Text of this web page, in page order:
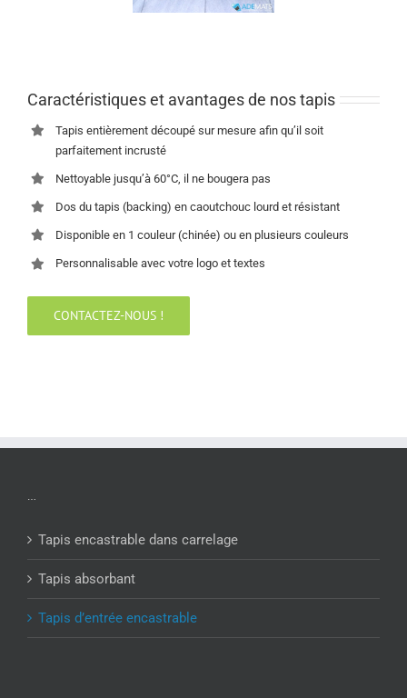
Caractéristiques et avantages de nos tapis
Tapis entièrement découpé sur mesure afin qu’il soit
parfaitement incrusté
Nettoyable jusqu’à 60°C, il ne bougera pas
Dos du tapis (backing) en caoutchouc lourd et résistant
Disponible en 1 couleur (chinée) ou en plusieurs couleurs
Personnalisable avec votre logo et textes
CONTACTEZ-NOUS !
…
Tapis encastrable dans carrelage
Tapis absorbant
Tapis d’entrée encastrable